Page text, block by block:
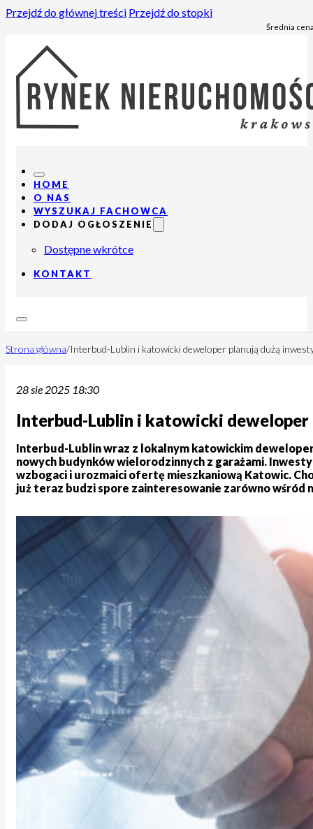
Przejdź do głównej treści Przejdź do stopki
Średnia
HOME
O NAS
WYSZUKAJ FACHOWCA
DODAJ OGŁOSZENIE
Dostępne wkrótce
KONTAKT
Strona główna/Interbud-Lublin i katowicki deweloper planują dużą
28 sie 2025 18:30
Interbud-Lublin i katowicki
Interbud-Lublin wraz z lokalnym katowickim
nowych budynków wielorodzinnych z garażami.
wzbogaci i urozmaici ofertę mieszkaniową Katowic.
już teraz budzi spore zainteresowanie zarówno wśród